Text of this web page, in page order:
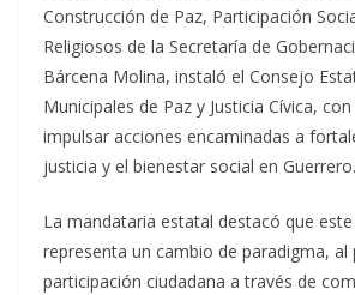
Construcción de Paz, Participación
Religiosos de la Secretaría de
Bárcena Molina, instaló el Consejo
Municipales de Paz y Justicia Cívica,
impulsar acciones encaminadas a
justicia y el bienestar social en Guerrero.
La mandataria estatal destacó que
representa un cambio de paradigma, al
participación ciudadana a través de